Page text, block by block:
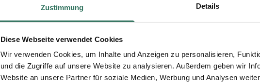
Zustimmung Details
Diese Webseite verwendet Cookies
Wir verwenden Cookies, um Inhalte und Anzeigen zu personalisieren,
und die Zugriffe auf unsere Website zu analysieren. Außerdem geben wir
Website an unsere Partner für soziale Medien, Werbung und Analysen